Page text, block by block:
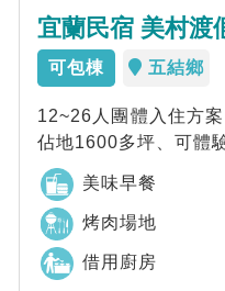
宜蘭民宿 美村渡
可包棟 五結鄉
12~26人團體入住方
佔地1600多坪、可體
(季節限定)、近五結傳
美味早餐
烤肉場地
借用廚房